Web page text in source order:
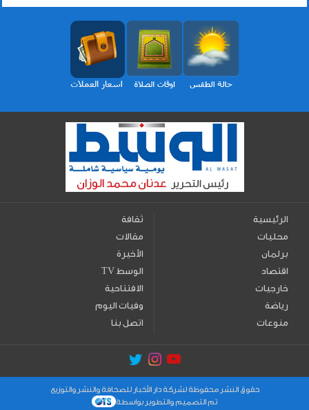
الرئيسية
محليات
برلمان
اقتصاد
خارجيات
رياضة
منوعات
ثقافة
مقالات
الأخيرة
TV الوسط
الافتتاحية
وفيات اليوم
اتصل بنا
حقوق النشر محفوظة لشركة دار الأخبار للصحافة والنشر والتوزيع
تم التصميم والتطوير بواسطة